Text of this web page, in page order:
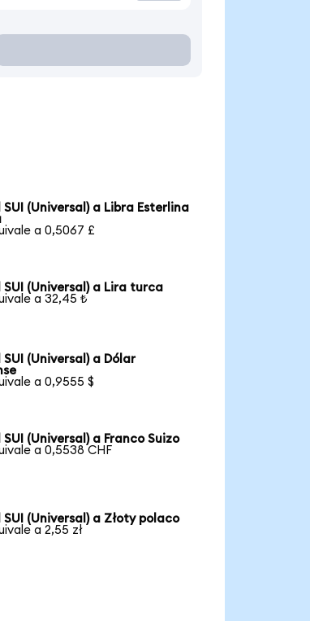
(Universal) a Libra Esterlina
a 0,5067 £
SUI (Universal) a Lira turca
a 32,45 ₺
(Universal) a Dólar
a 0,9555 $
(Universal) a Franco Suizo
a 0,5538 CHF
(Universal) a Złoty polaco
a 2,55 zł